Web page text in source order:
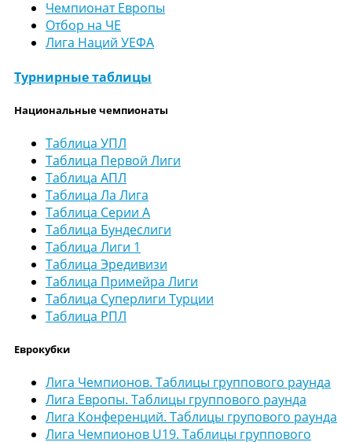
Чемпионат Европы
Отбор на ЧЕ
Лига Наций УЕФА
Турнирные таблицы
Национальные чемпионаты
Таблица УПЛ
Таблица Первой Лиги
Таблица АПЛ
Таблица Ла Лига
Таблица Серии А
Таблица Бундеслиги
Таблица Лиги 1
Таблица Эредивизи
Таблица Примейра Лиги
Таблица Суперлиги Турции
Таблица РПЛ
Еврокубки
Лига Чемпионов. Таблицы группового раунда
Лига Европы. Таблицы группового раунда
Лига Конференций. Таблицы групового раунда
Лига Чемпионов U19. Таблицы группового